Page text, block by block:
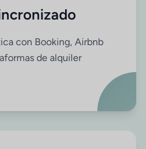
con Booking, Airbnb
de alquiler